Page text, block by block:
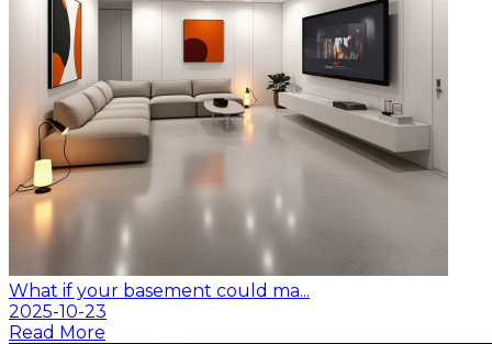
What if your basement could ma...
2025-10-23
Read More